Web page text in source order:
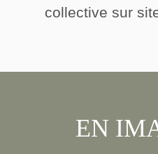
collective sur
EN